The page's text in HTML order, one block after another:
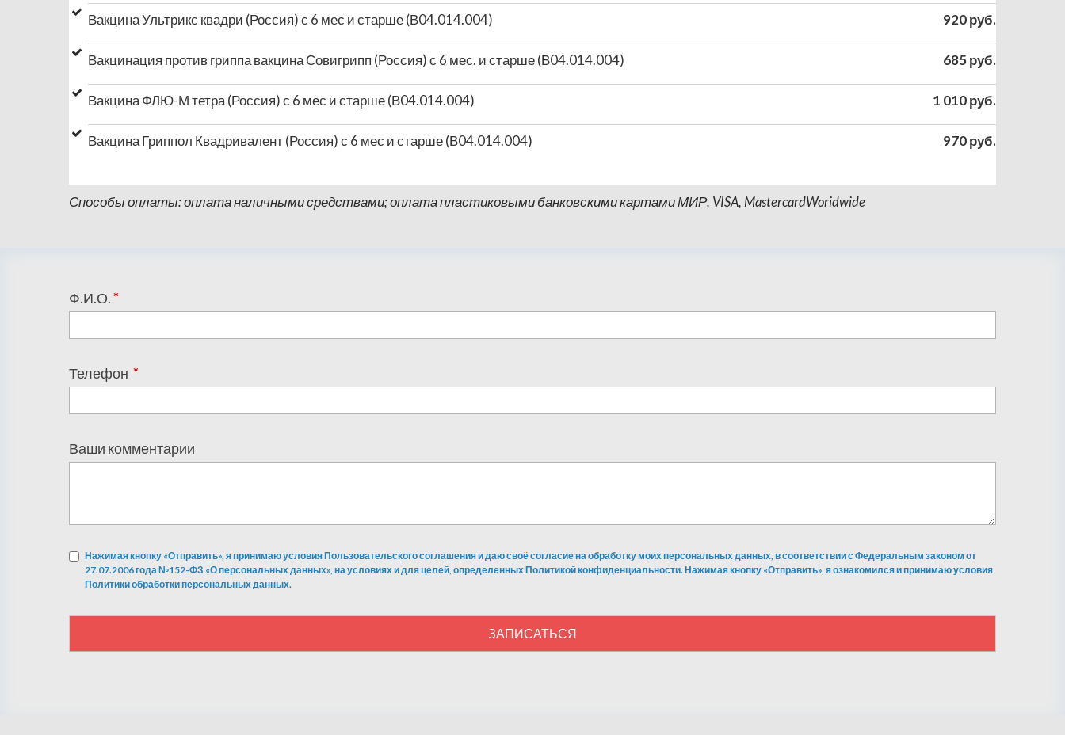
Вакцина Ультрикс квадри (Россия) с 6 мес и старше (В04.014.004) 920 руб.
Вакцинация против гриппа вакцина Совигрипп (Россия) с 6 мес. и старше (В04.014.004) 685 руб.
Вакцина ФЛЮ-М тетра (Россия) с 6 мес и старше (В04.014.004) 1 010 руб.
Вакцина Гриппол Квадривалент (Россия) с 6 мес и старше (В04.014.004) 970 руб.
Способы оплаты: оплата наличными средствами; оплата пластиковыми банковскими картами МИР, VISA, MastercardWoridwide
Ф.И.О.*
Телефон *
Ваши комментарии
Нажимая кнопку «Отправить», я принимаю условия Пользовательского соглашения и даю своё согласие на обработку моих персональных данных, в соответствии с Федеральным законом от
27.07.2006 года №152-ФЗ «О персональных данных», на условиях и для целей, определенных Политикой конфиденциальности. Нажимая кнопку «Отправить», я ознакомился и принимаю условия
Политики обработки персональных данных.
ЗАПИСАТЬСЯ